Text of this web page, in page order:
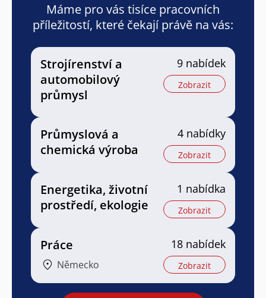
Máme pro vás tisíce pracovních
příležitostí, které čekají právě na vás:
Strojírenství a
automobilový
průmysl
9 nabídek
Zobrazit
Průmyslová a
chemická výroba
4 nabídky
Zobrazit
Energetika, životní
prostředí, ekologie
1 nabídka
Zobrazit
Práce
Německo
18 nabídek
Zobrazit